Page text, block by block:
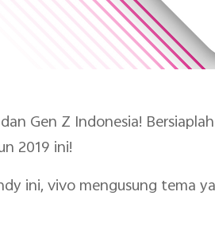
Gen Z Indonesia!
2019 ini!
ini, vivo mengusung tema